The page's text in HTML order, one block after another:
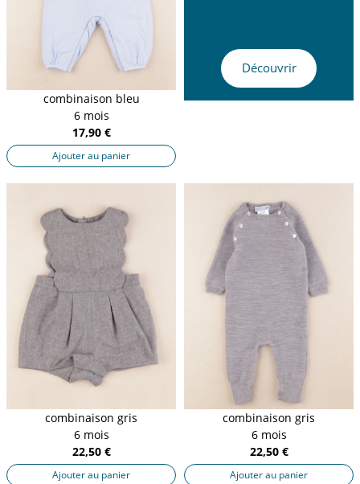
combinaison bleu
6 mois
17,90 €
Ajouter au panier
combinaison gris
6 mois
22,50 €
Ajouter au panier
combinaison gris
6 mois
22,50 €
Ajouter au panier
Découvrir